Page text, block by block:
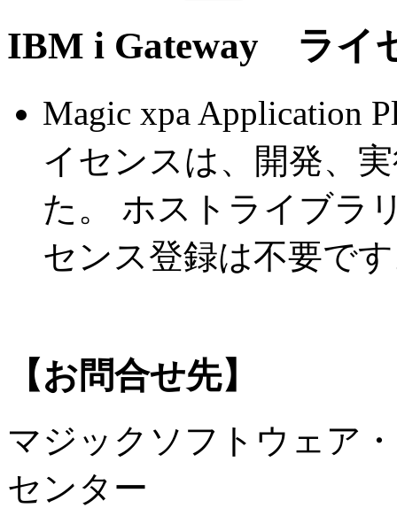
IBM i Gateway ライ
Magic xpa Application
イセンスは、開発、
た。 ホストライブラ
センス登録は不要で
【お問合せ先】
マジックソフトウェア
センター